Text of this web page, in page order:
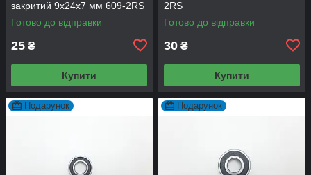
закритий 9х24х7 мм 609-2RS
Готово до відправки
25 ₴
Купити
2RS
Готово до відправки
30 ₴
Купити
Подарунок Подарунок